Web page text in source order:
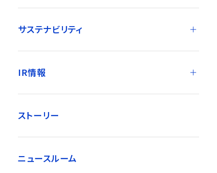
サステナビリティ
IR情報
ストーリー
ニュースルーム